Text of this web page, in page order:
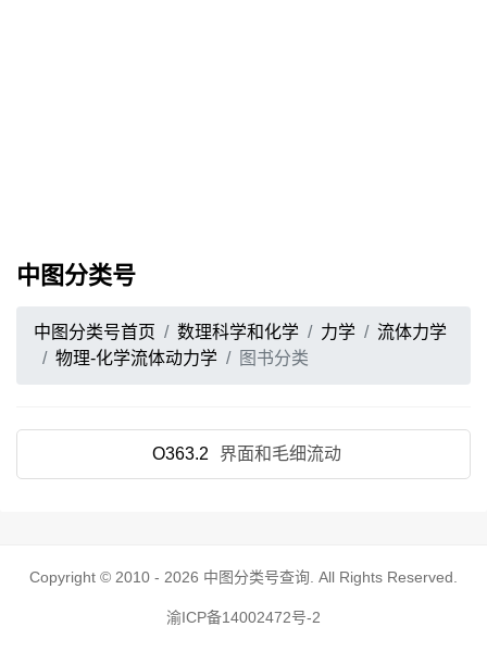
中图分类号
中图分类号首页 数理科学和化学 力学
流体力学
物理-化学流体动力学
图书分类
O363.2 界面和毛细流动
Copyright © 2010 - 2026 中图分类号查询 . All Rights Reserved.
渝ICP备14002472号-2